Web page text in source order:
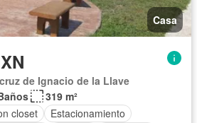
Casa
de Ignacio de la Llave
319 m²
closet
Estacionamiento